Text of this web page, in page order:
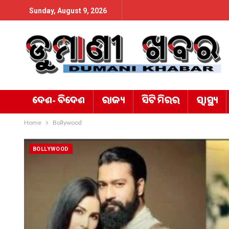
Sunday, August 9, 2026
ଦେଶ- ବିଦେଶ ରାଜ୍ୟ ସିଟି ମିରର ସ୍ୱାସ୍ଥ୍ୟ
Home Bollywood
BOLLYWOOD